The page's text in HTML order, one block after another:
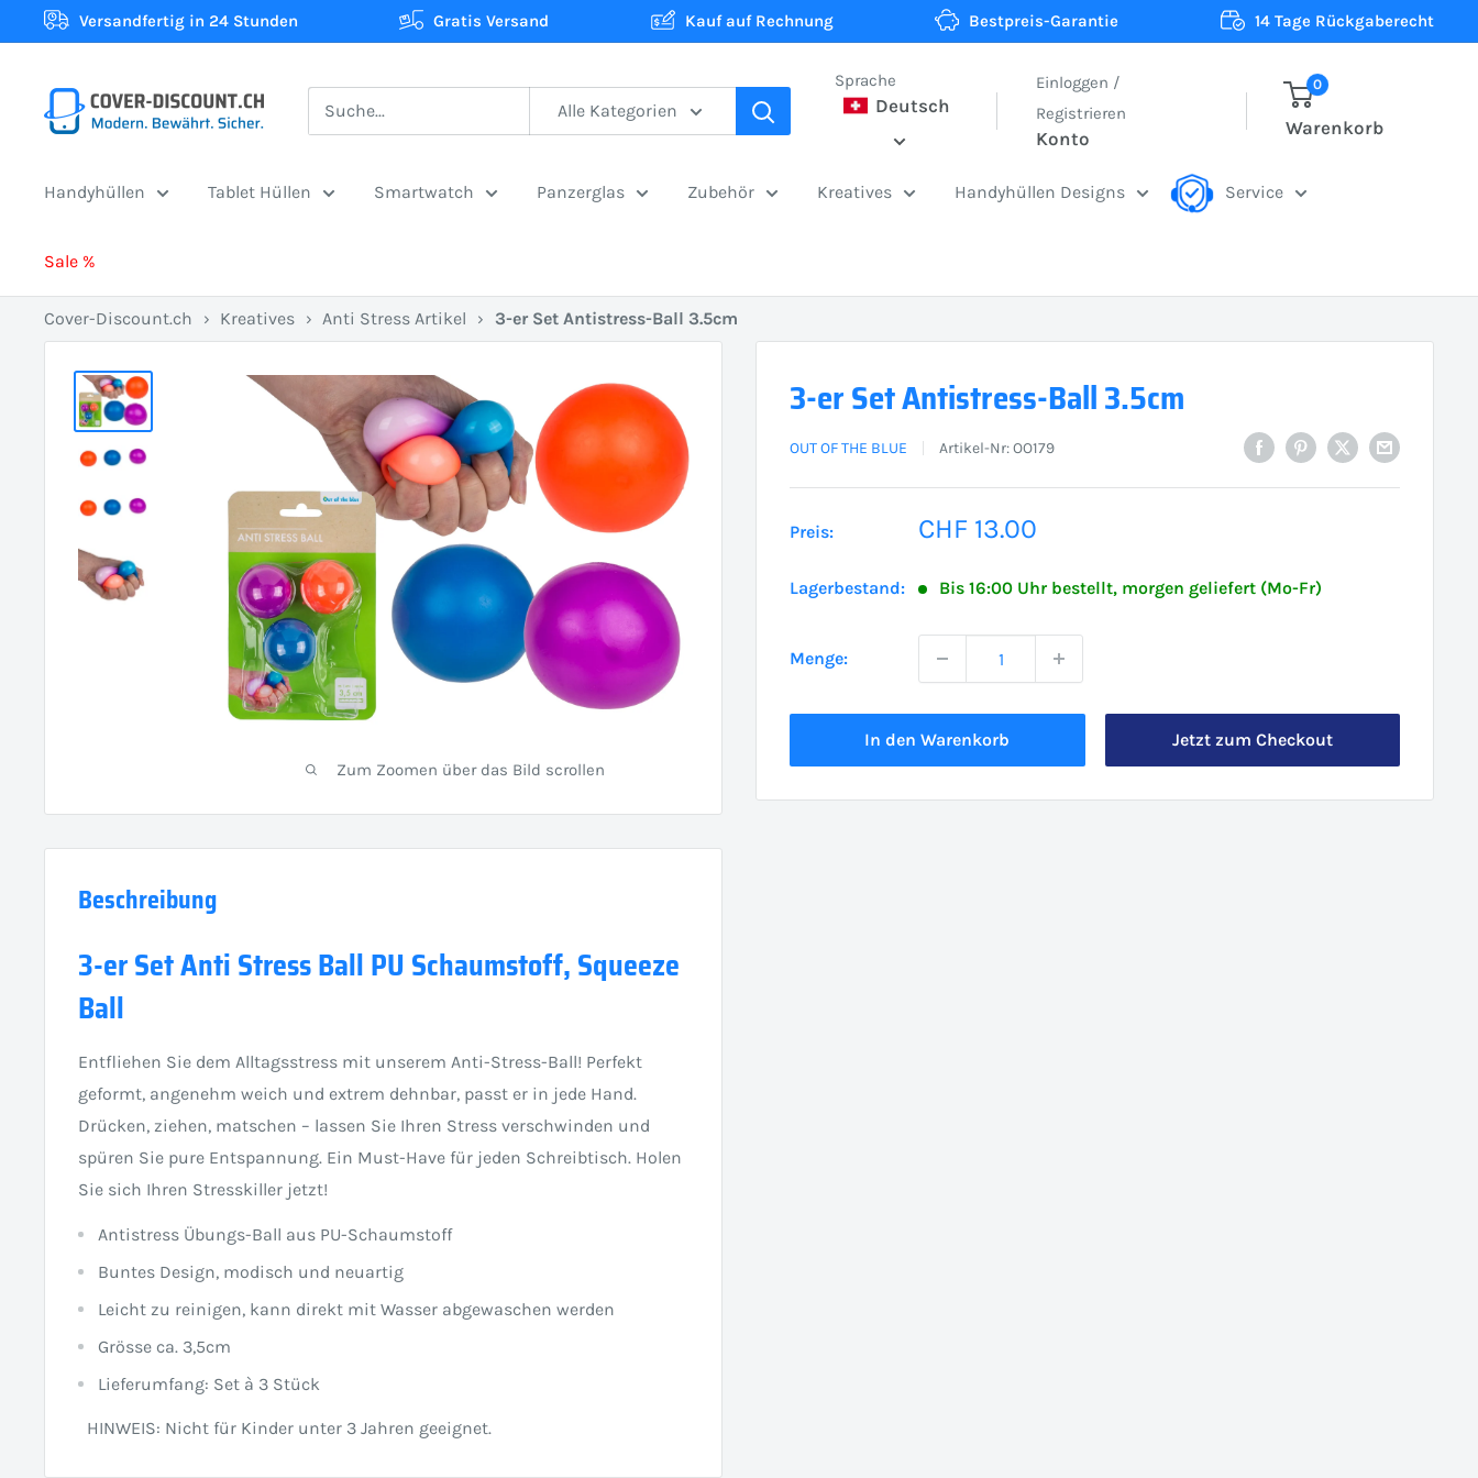
Direkt
zum
Versandfertig in 24 Stunden Gratis Versand Kauf auf Rechnung Bestpreis-Garantie 14 Tage Rückgaberecht
Cover-
Discount.ch:
Onlineshop
der
Schweiz
für
besten
Preis
Alle Kategorien
Sprache
Deutsch
Einloggen /
Registrieren
Konto
0
Warenkorb
Handyhüllen Tablet Hüllen Smartwatch Panzerglas Zubehör Kreatives Handyhüllen Designs
Sale %
Service
Cover-Discount.ch › Kreatives › Anti Stress Artikel › 3-er Set Antistress-Ball 3.5cm
Zum Zoomen über das Bild scrollen
3-er Set Antistress-Ball 3.5cm
OUT OF THE BLUE Artikel-Nr:OO179
Preis: Sonderpreis
CHF 13.00
Lagerbestand: Bis 16:00 Uhr bestellt, morgen geliefert (Mo-Fr)
Menge:
In den Warenkorb Jetzt zum Checkout
Beschreibung
3-er Set Anti Stress Ball PU Schaumstoff, Squeeze
Ball
Entfliehen Sie dem Alltagsstress mit unserem Anti-Stress-Ball! Perfekt
geformt, angenehm weich und extrem dehnbar, passt er in jede Hand.
Drücken, ziehen, matschen – lassen Sie Ihren Stress verschwinden und
spüren Sie pure Entspannung. Ein Must-Have für jeden Schreibtisch. Holen
Sie sich Ihren Stresskiller jetzt!
Antistress Übungs-Ball aus PU-Schaumstoff
Buntes Design, modisch und neuartig
Leicht zu reinigen, kann direkt mit Wasser abgewaschen werden
Grösse ca. 3,5cm
Lieferumfang: Set à 3 Stück
HINWEIS: Nicht für Kinder unter 3 Jahren geeignet.